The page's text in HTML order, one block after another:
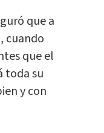
que a
cuando
que el
toda su
y con